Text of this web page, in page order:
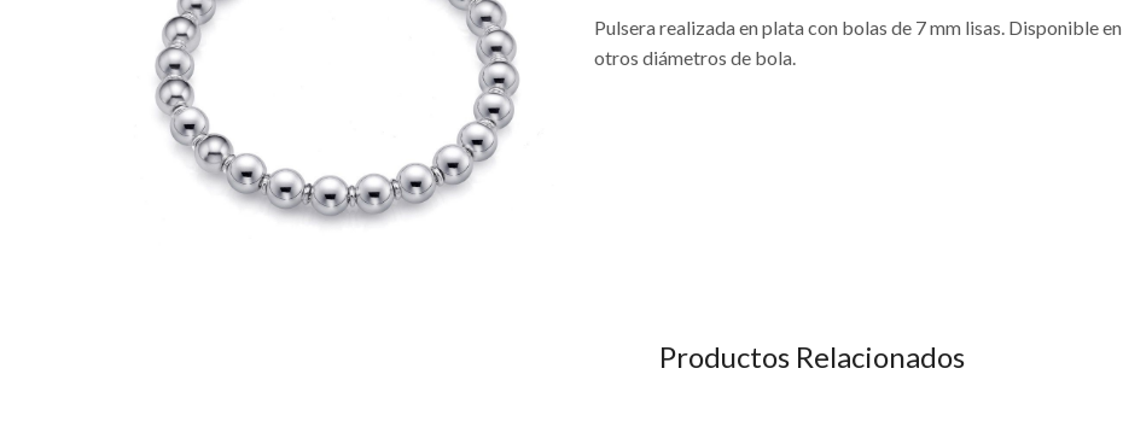
Pulsera realizada en plata con bolas de 7 mm lisas. Disponible en
otros diámetros de bola.
Productos Relacionados